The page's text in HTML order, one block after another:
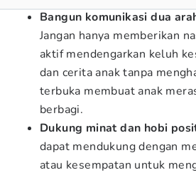
Bangun komunikasi dua
Jangan hanya memberikan
aktif mendengarkan keluh
dan cerita anak tanpa
terbuka membuat anak
berbagi.
Dukung minat dan hobi
dapat mendukung dengan
atau kesempatan untuk